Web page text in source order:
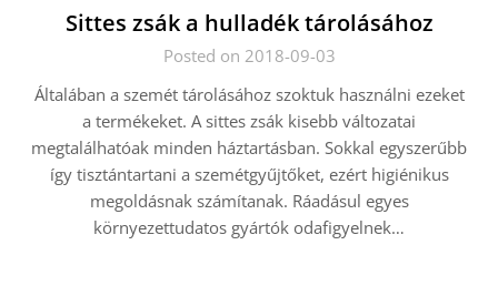
Sittes zsák a hulladék tárolásához
Posted on 2018-09-03
Általában a szemét tárolásához szoktuk használni ezeket
a termékeket. A sittes zsák kisebb változatai
megtalálhatóak minden háztartásban. Sokkal egyszerűbb
így tisztántartani a szemétgyűjtőket, ezért higiénikus
megoldásnak számítanak. Ráadásul egyes
környezettudatos gyártók odafigyelnek…